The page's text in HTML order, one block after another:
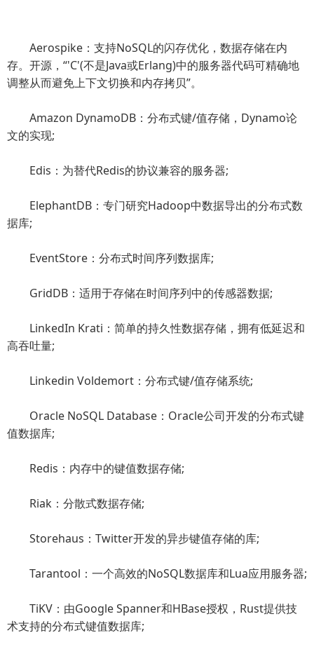
Aerospike：支持NoSQL的闪存优化，数据存储在内
存。开源，“'C'(不是Java或Erlang)中的服务器代码可精确地
调整从而避免上下文切换和内存拷贝”。
Amazon DynamoDB：分布式键/值存储，Dynamo论
文的实现;
Edis：为替代Redis的协议兼容的服务器;
ElephantDB：专门研究Hadoop中数据导出的分布式数
据库;
EventStore：分布式时间序列数据库;
GridDB：适用于存储在时间序列中的传感器数据;
LinkedIn Krati：简单的持久性数据存储，拥有低延迟和
高吞吐量;
Linkedin Voldemort：分布式键/值存储系统;
Oracle NoSQL Database：Oracle公司开发的分布式键
值数据库;
Redis：内存中的键值数据存储;
Riak：分散式数据存储;
Storehaus：Twitter开发的异步键值存储的库;
Tarantool：一个高效的NoSQL数据库和Lua应用服务器;
TiKV：由Google Spanner和HBase授权，Rust提供技
术支持的分布式键值数据库;